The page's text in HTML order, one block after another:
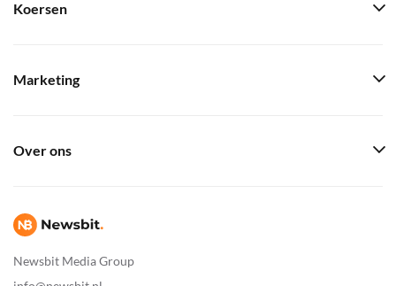
Newsbit Media Group
Koersen
Marketing
Over ons